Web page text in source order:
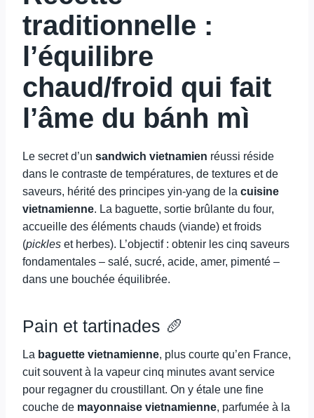
traditionnelle :
l’équilibre
chaud/froid qui fait
l’âme du bánh mì
Le secret d’un sandwich vietnamien réussi réside
dans le contraste de températures, de textures et de
saveurs, hérité des principes yin-yang de la cuisine
vietnamienne. La baguette, sortie brûlante du four,
accueille des éléments chauds (viande) et froids
(pickles et herbes). L’objectif : obtenir les cinq saveurs
fondamentales – salé, sucré, acide, amer, pimenté –
dans une bouchée équilibrée.
Pain et tartinades 🥖
La baguette vietnamienne, plus courte qu’en France,
cuit souvent à la vapeur cinq minutes avant service
pour regagner du croustillant. On y étale une fine
couche de mayonnaise vietnamienne, parfumée à la